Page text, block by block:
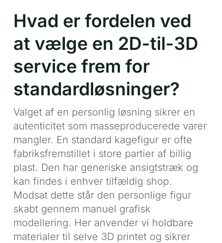
Hvad er fordelen ved
at vælge en 2D-til-3D
service frem for
standardløsninger?
Valget af en personlig løsning sikrer en
autenticitet som masseproducerede varer
mangler. En standard kagefigur er ofte
fabriksfremstillet i store partier af billig
plast. Den har generiske ansigtstræk og
kan findes i enhver tilfældig shop.
Modsat dette står den personlige figur
skabt gennem manuel grafisk
modellering. Her anvender vi holdbare
materialer til selve 3D printet og sikrer